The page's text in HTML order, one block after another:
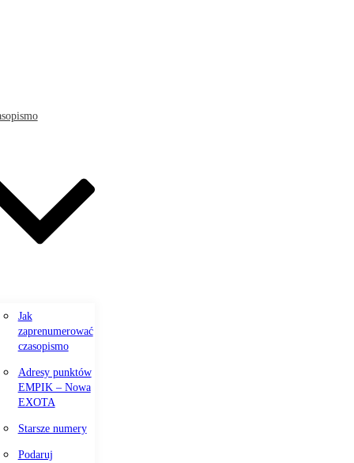
Jak
zaprenumerować
czasopismo
Adresy punktów
EMPIK – Nowa
EXOTA
Starsze numery
Podaruj